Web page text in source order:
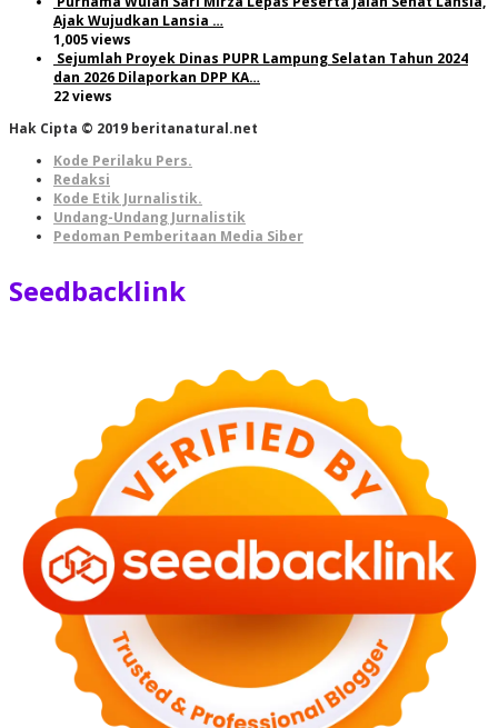
Ajak Wujudkan Lansia …
1,005 views
Sejumlah Proyek Dinas PUPR Lampung Selatan Tahun 2024
dan 2026 Dilaporkan DPP KA…
22 views
Hak Cipta © 2019 beritanatural.net
Kode Perilaku Pers.
Redaksi
Kode Etik Jurnalistik.
Undang-Undang Jurnalistik
Pedoman Pemberitaan Media Siber
Seedbacklink